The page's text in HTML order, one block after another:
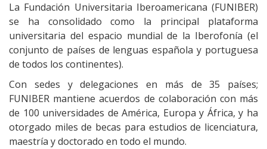
La Fundación Universitaria Iberoamericana (FUNIBER)
se ha consolidado como la principal plataforma
universitaria del espacio mundial de la Iberofonía (el
conjunto de países de lenguas española y portuguesa
de todos los continentes).
Con sedes y delegaciones en más de 35 países;
FUNIBER mantiene acuerdos de colaboración con más
de 100 universidades de América, Europa y África, y ha
otorgado miles de becas para estudios de licenciatura,
maestría y doctorado en todo el mundo.